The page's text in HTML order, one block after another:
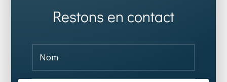
Restons en contact